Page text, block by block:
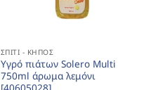
ΣΠΊΤΙ - ΚΉΠΟΣ
Υγρό πιάτων Solero Multi
750ml άρωμα λεμόνι